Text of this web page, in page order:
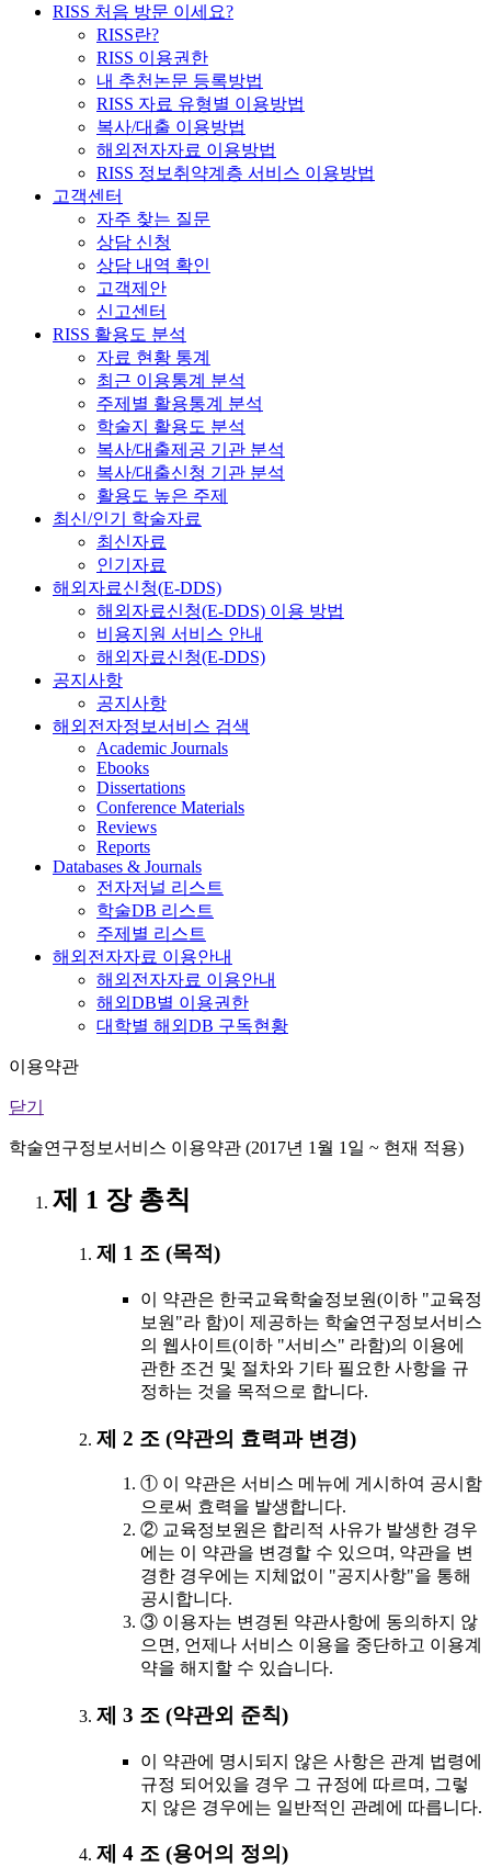
RISS 처음 방문 이세요?
RISS란?
RISS 이용권한
내 추천논문 등록방법
RISS 자료 유형별 이용방법
복사/대출 이용방법
해외전자자료 이용방법
RISS 정보취약계층 서비스 이용방법
고객센터
자주 찾는 질문
상담 신청
상담 내역 확인
고객제안
신고센터
RISS 활용도 분석
자료 현황 통계
최근 이용통계 분석
주제별 활용통계 분석
학술지 활용도 분석
복사/대출제공 기관 분석
복사/대출신청 기관 분석
활용도 높은 주제
최신/인기 학술자료
최신자료
인기자료
해외자료신청(E-DDS)
해외자료신청(E-DDS) 이용 방법
비용지원 서비스 안내
해외자료신청(E-DDS)
공지사항
공지사항
해외전자정보서비스 검색
Academic Journals
Ebooks
Dissertations
Conference Materials
Reviews
Reports
Databases & Journals
전자저널 리스트
학술DB 리스트
주제별 리스트
해외전자자료 이용안내
해외전자자료 이용안내
해외DB별 이용권한
대학별 해외DB 구독현황
이용약관
닫기
학술연구정보서비스 이용약관 (2017년 1월 1일 ~ 현재 적용)
제 1 장 총칙
제 1 조 (목적)
이 약관은 한국교육학술정보원(이하 "교육정
보원"라 함)이 제공하는 학술연구정보서비스
의 웹사이트(이하 "서비스" 라함)의 이용에
관한 조건 및 절차와 기타 필요한 사항을 규
정하는 것을 목적으로 합니다.
제 2 조 (약관의 효력과 변경)
① 이 약관은 서비스 메뉴에 게시하여 공시함
으로써 효력을 발생합니다.
② 교육정보원은 합리적 사유가 발생한 경우
에는 이 약관을 변경할 수 있으며, 약관을 변
경한 경우에는 지체없이 "공지사항"을 통해
공시합니다.
③ 이용자는 변경된 약관사항에 동의하지 않
으면, 언제나 서비스 이용을 중단하고 이용계
약을 해지할 수 있습니다.
제 3 조 (약관외 준칙)
이 약관에 명시되지 않은 사항은 관계 법령에
규정 되어있을 경우 그 규정에 따르며, 그렇
지 않은 경우에는 일반적인 관례에 따릅니다.
제 4 조 (용어의 정의)